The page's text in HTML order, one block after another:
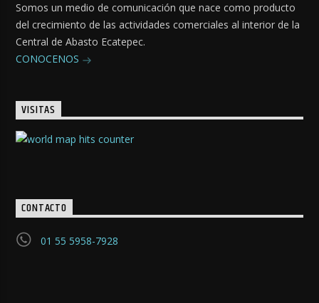
Somos un medio de comunicación que nace como producto
del crecimiento de las actividades comerciales al interior de la
Central de Abasto Ecatepec.
CONOCENOS
VISITAS
CONTACTO
01 55 5958-7928